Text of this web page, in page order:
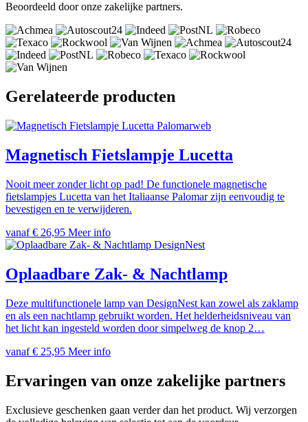
Beoordeeld door onze zakelijke partners.
Gerelateerde producten
Palomarweb
Magnetisch Fietslampje Lucetta
Nooit meer zonder licht op pad! De functionele magnetische
fietslampjes Lucetta van het Italiaanse Palomar zijn eenvoudig te
bevestigen en te verwijderen.
vanaf€ 26,95 Meer info
DesignNest
Oplaadbare Zak- & Nachtlamp
Deze multifunctionele lamp van DesignNest kan zowel als zaklamp
en als een nachtlamp gebruikt worden. Het helderheidsniveau van
het licht kan ingesteld worden door simpelweg de knop 2…
vanaf€ 25,95 Meer info
Ervaringen van onze zakelijke partners
Exclusieve geschenken gaan verder dan het product. Wij verzorgen